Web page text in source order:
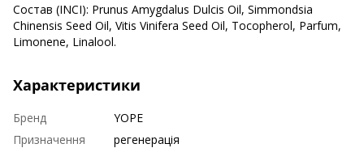
Состав (INCI): Prunus Amygdalus Dulcis Oil, Simmondsia
Chinensis Seed Oil, Vitis Vinifera Seed Oil, Tocopherol, Parfum,
Limonene, Linalool.
Характеристики
Бренд
YOPE
Призначення
регенерація